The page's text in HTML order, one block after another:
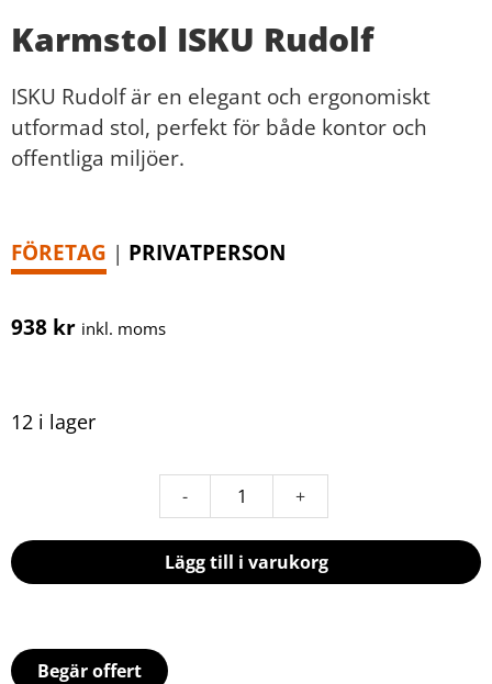
Karmstol ISKU Rudolf
ISKU Rudolf är en elegant och ergonomiskt
utformad stol, perfekt för både kontor och
offentliga miljöer.
FÖRETAG | PRIVATPERSON
938 kr inkl. moms
12 i lager
Lägg till i varukorg
Begär offert